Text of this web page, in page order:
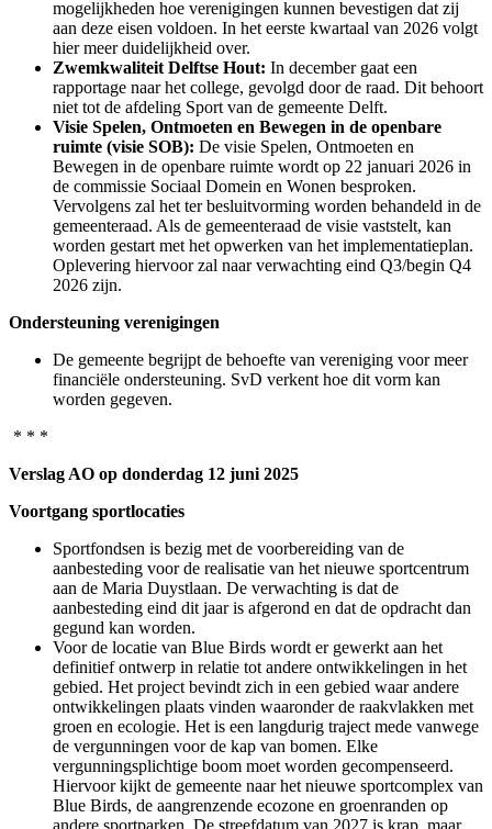
mogelijkheden hoe verenigingen kunnen bevestigen dat zij
aan deze eisen voldoen. In het eerste kwartaal van 2026 volgt
hier meer duidelijkheid over.
Zwemkwaliteit Delftse Hout: In december gaat een
rapportage naar het college, gevolgd door de raad. Dit behoort
niet tot de afdeling Sport van de gemeente Delft.
Visie Spelen, Ontmoeten en Bewegen in de openbare
ruimte (visie SOB): De visie Spelen, Ontmoeten en
Bewegen in de openbare ruimte wordt op 22 januari 2026 in
de commissie Sociaal Domein en Wonen besproken.
Vervolgens zal het ter besluitvorming worden behandeld in de
gemeenteraad. Als de gemeenteraad de visie vaststelt, kan
worden gestart met het opwerken van het implementatieplan.
Oplevering hiervoor zal naar verwachting eind Q3/begin Q4
2026 zijn.
Ondersteuning verenigingen
De gemeente begrijpt de behoefte van vereniging voor meer
financiële ondersteuning. SvD verkent hoe dit vorm kan
worden gegeven.
* * *
Verslag AO op donderdag 12 juni 2025
Voortgang sportlocaties
Sportfondsen is bezig met de voorbereiding van de
aanbesteding voor de realisatie van het nieuwe sportcentrum
aan de Maria Duystlaan. De verwachting is dat de
aanbesteding eind dit jaar is afgerond en dat de opdracht dan
gegund kan worden.
Voor de locatie van Blue Birds wordt er gewerkt aan het
definitief ontwerp in relatie tot andere ontwikkelingen in het
gebied. Het project bevindt zich in een gebied waar andere
ontwikkelingen plaats vinden waaronder de raakvlakken met
groen en ecologie. Het is een langdurig traject mede vanwege
de vergunningen voor de kap van bomen. Elke
vergunningsplichtige boom moet worden gecompenseerd.
Hiervoor kijkt de gemeente naar het nieuwe sportcomplex van
Blue Birds, de aangrenzende ecozone en groenranden op
andere sportparken. De streefdatum van 2027 is krap, maar